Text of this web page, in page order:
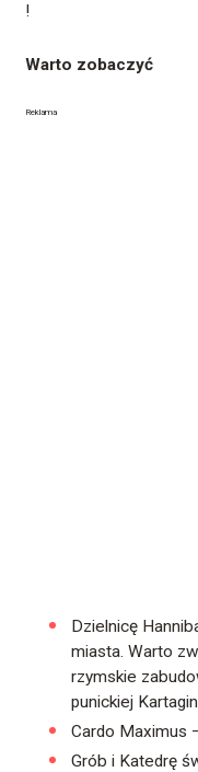
!
Warto zobaczyć
Reklama
Dzielnicę
miasta. Warto
rzymskie
punickiej
Cardo Maximus
Grób i Katedrę